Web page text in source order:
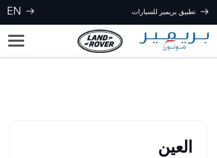
EN تطبيق بريمير للسيارات
العين